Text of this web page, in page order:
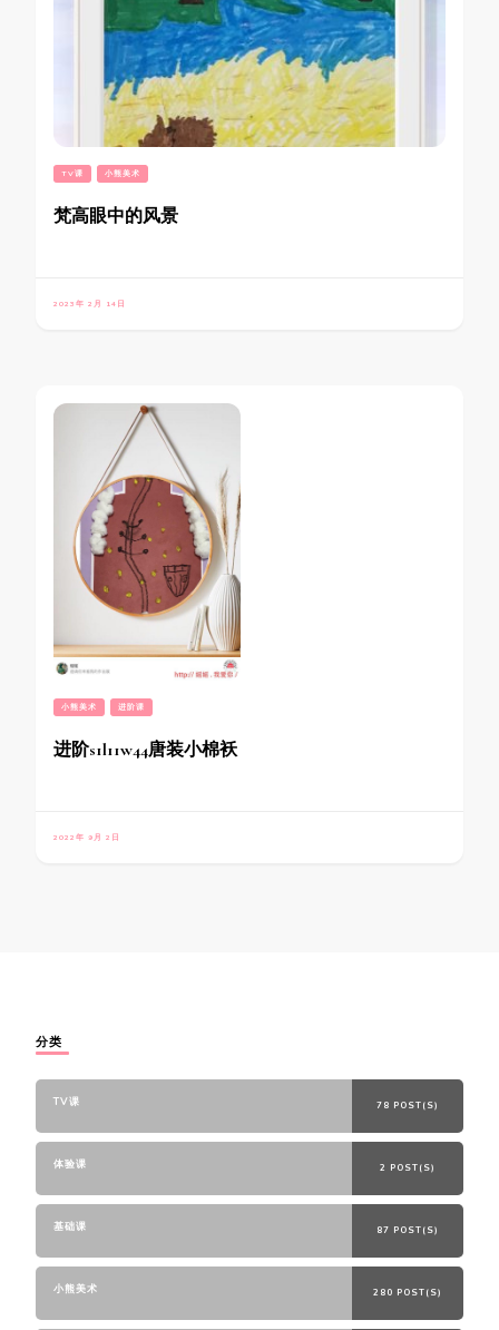
TV课 小熊美术
梵高眼中的风景
2023年 2月 14日
小熊美术 进阶课
进阶s1l11w44唐装小棉袄
2022年 9月 2日
分类
TV课 78 POST(S)
体验课 2 POST(S)
基础课 87 POST(S)
小熊美术 280 POST(S)